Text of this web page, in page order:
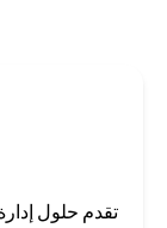
تقدم حلول إدارة